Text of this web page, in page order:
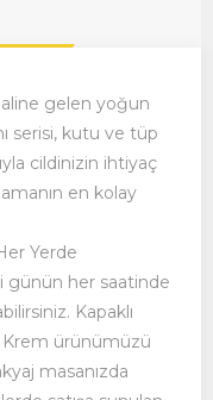
gelen yoğun
serisi, kutu ve tüp
cildinizin ihtiyaç
en kolay
Yerde
günün her saatinde
Kapaklı
ürünümüzü
masanızda